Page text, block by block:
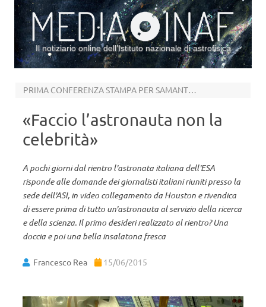
Il notiziario online dell’Istituto nazionale di astrofisica
PRIMA CONFERENZA STAMPA PER SAMANTHA
«Faccio l’astronauta non la
celebrità»
A pochi giorni dal rientro l'astronata italiana dell'ESA
risponde alle domande dei giornalisti italiani riuniti presso la
sede dell'ASI, in video collegamento da Houston e rivendica
di essere prima di tutto un'astronauta al servizio della ricerca
e della scienza. Il primo desideri realizzato al rientro? Una
doccia e poi una bella insalatona fresca
Francesco Rea 15/06/2015